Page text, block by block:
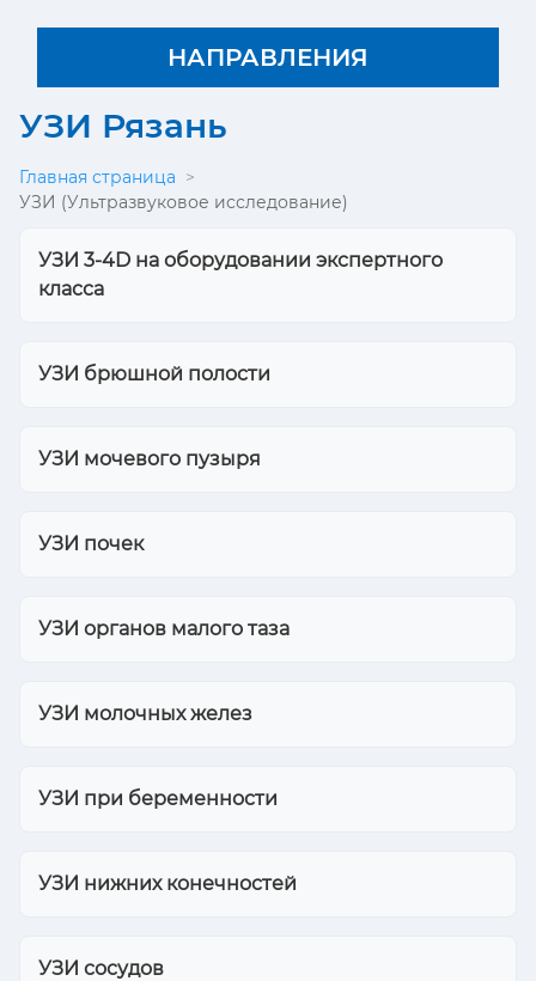
НАПРАВЛЕНИЯ
УЗИ Рязань
Главная страница >
УЗИ (Ультразвуковое исследование)
УЗИ 3-4D на оборудовании экспертного
класса
УЗИ брюшной полости
УЗИ мочевого пузыря
УЗИ почек
УЗИ органов малого таза
УЗИ молочных желез
УЗИ при беременности
УЗИ нижних конечностей
УЗИ сосудов